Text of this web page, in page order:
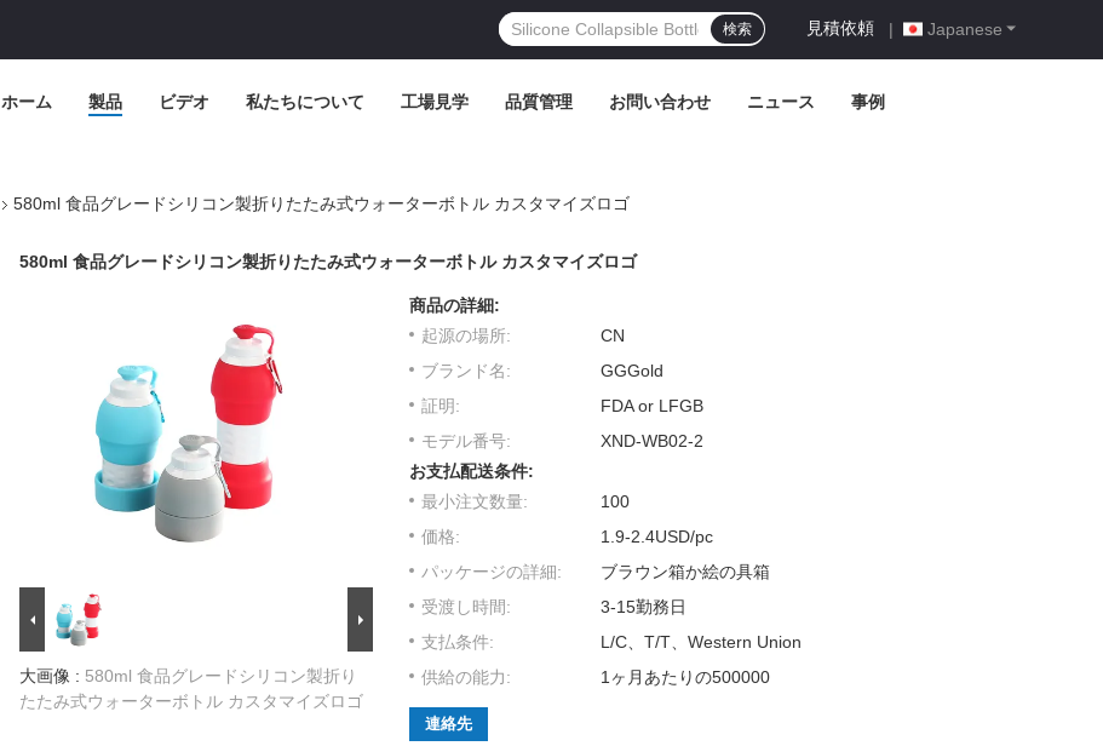
Japanese
見積依頼 |
検索
ホーム 製品 ビデオ 私たちについて 工場見学 品質管理 お問い合わせ ニュース 事例
580ml 食品グレードシリコン製折りたたみ式ウォーターボトル カスタマイズロゴ
580ml 食品グレードシリコン製折りたたみ式ウォーターボトル カスタマイズロゴ
大画像 : 580ml 食品グレードシリコン製折り
たたみ式ウォーターボトル カスタマイズロゴ
商品の詳細:
起源の場所:
CN
ブランド名:
GGGold
証明:
FDA or LFGB
モデル番号:
XND-WB02-2
お支払配送条件:
最小注文数量:
100
価格:
1.9-2.4USD/pc
パッケージの詳細:
ブラウン箱か絵の具箱
受渡し時間:
3-15勤務日
支払条件:
L/C、T/T、Western Union
供給の能力:
1ヶ月あたりの500000
連絡先